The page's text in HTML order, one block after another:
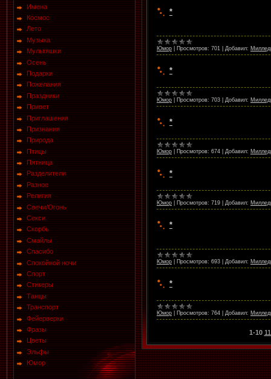
Имена
Космос
Лето
Музыка
Мультяшки
Осень
Подарки
Пожелания
Праздники
Привет
Приглашения
Признания
Природа
Птицы
Пятница
Разделители
Разное
Религия
Свечи/Огонь
Секси
Скорбь
Смайлы
Спасибо
Спокойной ночи
Спорт
Стикеры
Танцы
Транспорт
Фейерверки
Фразы
Цветы
Эльфы
Юмор
*
Юмор Просмотров: 701 Добавил:
*
Юмор Просмотров: 703 Добавил:
*
Юмор Просмотров: 674 Добавил:
*
Юмор Просмотров: 719 Добавил:
*
Юмор Просмотров: 693 Добавил:
*
Юмор Просмотров: 764 Добавил:
1-10